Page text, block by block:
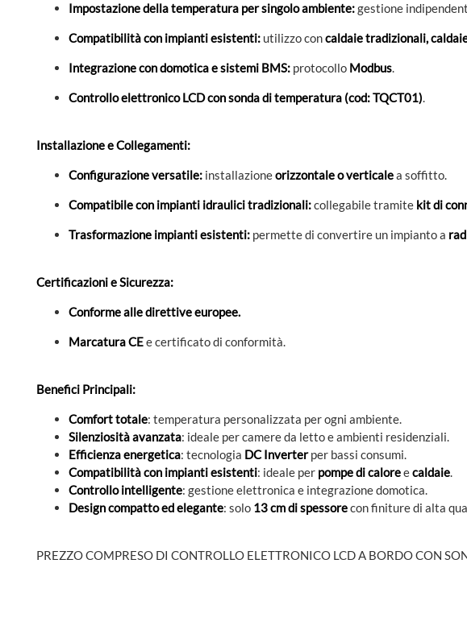
Impostazione della temperatura per singolo ambiente:gestione
Compatibilità con impianti esistenti: utilizzo concaldaie tradizionali,
Integrazione con domotica e sistemi BMS: protocollo Modbus.
Controllo elettronico LCD con sonda di temperatura (cod: TQCT01).
Installazione e Collegamenti:
Configurazione versatile: installazioneorizzontale o verticalea soffitto.
Compatibile con impianti idraulici tradizionali:collegabile tramite kit di
Trasformazione impianti esistenti: permette di convertire un impianto a
Certificazioni e Sicurezza:
Conforme alle direttive europee.
Marcatura CEe certificato di conformità.
Benefici Principali:
Comfort totale: temperatura personalizzata per ogni ambiente.
Silenziosità avanzata: ideale per camere da letto e ambienti residenziali.
Efficienza energetica: tecnologia DC Inverterper bassi consumi.
Compatibilità con impianti esistenti: ideale per pompe di caloreecaldaie.
Controllo intelligente: gestione elettronica e integrazione domotica.
Design compatto ed elegante: solo 13 cm di spessorecon finiture di alta
PREZZO COMPRESO DI CONTROLLO ELETTRONICO LCD A BORDO CON